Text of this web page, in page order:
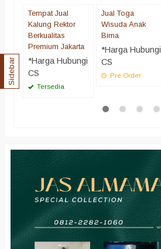
Tempat Jual
Kalung Rektor
Berkualitas
Premium Jakarta
*Harga Hubungi
CS
Tersedia
Jual Toga
Wisuda Anak
Bima
*Harga Hubungi
CS
Pre Order
Sidebar